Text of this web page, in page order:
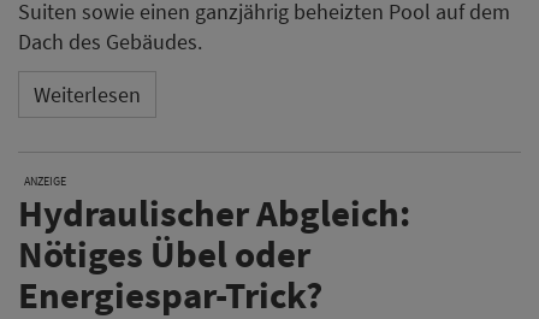
Suiten sowie einen ganzjährig beheizten Pool auf dem
Dach des Gebäudes.
Weiterlesen
ANZEIGE
Hydraulischer Abgleich:
Nötiges Übel oder
Energiespar-Trick?